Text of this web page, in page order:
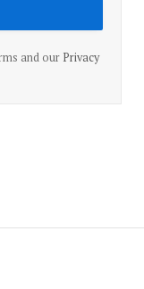
and our Privacy